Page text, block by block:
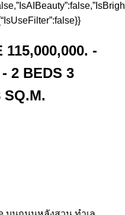
115,000,000. -
2 BEDS 3
SQ.M.